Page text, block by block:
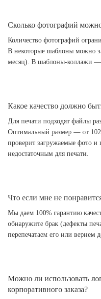
Сколько фотографий
Количество фотографий
В некоторые шаблоны можно
месяц). В шаблоны-коллажи —
Какое качество должно
Для печати подходят файлы
Оптимальный размер — от
проверит загружаемые фото и
недостаточным для печати.
Что если мне не
Мы даем 100% гарантию
обнаружите брак (дефекты
перепечатаем его или вернем
Можно ли использовать
корпоративного заказа?